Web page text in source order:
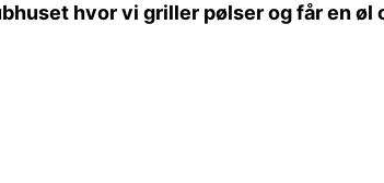
hvor vi griller pølser og får en øl